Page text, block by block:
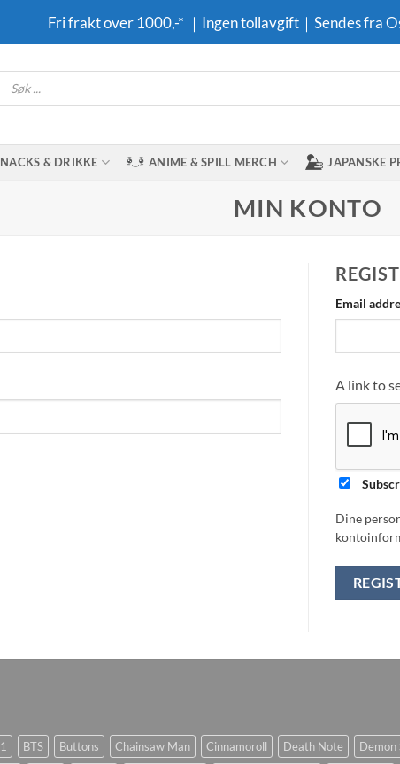
Fri frakt over 1000,-* ｜Ingen tollavgift｜Sendes fra
search
& DRIKKE ANIME & SPILL MERCH JAPANSKE
MIN KONTO
Email
A link to
Dine
BTS Buttons Chainsaw Man Cinnamoroll Death Note Demon